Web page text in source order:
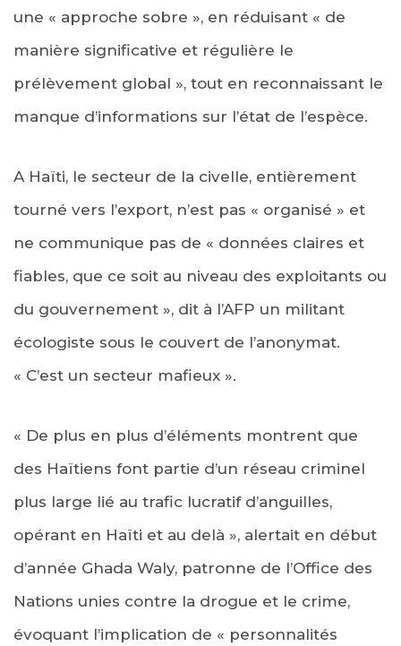
une « approche sobre », en réduisant « de
manière significative et régulière le
prélèvement global », tout en reconnaissant le
manque d’informations sur l’état de l’espèce.
A Haïti, le secteur de la civelle, entièrement
tourné vers l’export, n’est pas « organisé » et
ne communique pas de « données claires et
fiables, que ce soit au niveau des exploitants ou
du gouvernement », dit à l’AFP un militant
écologiste sous le couvert de l’anonymat.
« C’est un secteur mafieux ».
« De plus en plus d’éléments montrent que
des Haïtiens font partie d’un réseau criminel
plus large lié au trafic lucratif d’anguilles,
opérant en Haïti et au delà », alertait en début
d’année Ghada Waly, patronne de l’Office des
Nations unies contre la drogue et le crime,
évoquant l’implication de « personnalités